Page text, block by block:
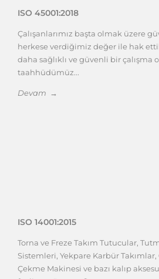
ISO 45001:2018
Çalışanlarımız başta olmak üzere
herkese verdiğimiz değer ile hak
daha sağlıklı ve güvenli bir çalışma
taahhüdümüz...
Devam →
ISO 14001:2015
Torna ve Freze Takım Tutucular,
Sistemleri, Yekpare Karbür
Çekme Makinesi ve bazı kalıp